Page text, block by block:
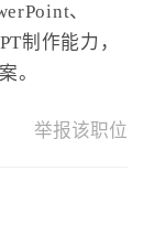
、
制作能力，
。
举报该职位